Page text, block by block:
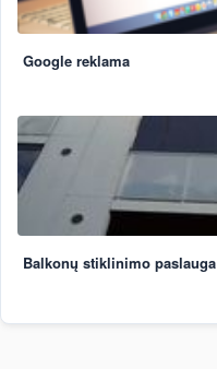
Google reklama
Balkonų stiklinimo paslauga